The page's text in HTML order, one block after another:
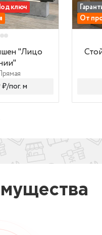
"Лицо компании"
ключ
"Лицо
От 64 879 ₽/пог. м
От